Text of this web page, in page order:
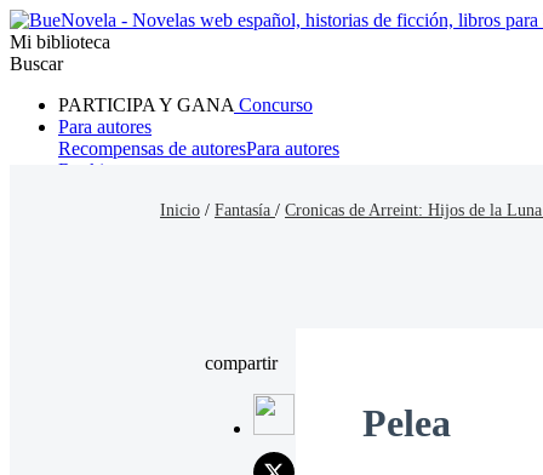
Mi biblioteca
Buscar
PARTICIPA Y GANA Concurso
Para autores
Recompensas de autoresPara autores
Ranking
Inicio / Fantasía / Cronicas de Arreint: Hijos de la
compartir
Pelea